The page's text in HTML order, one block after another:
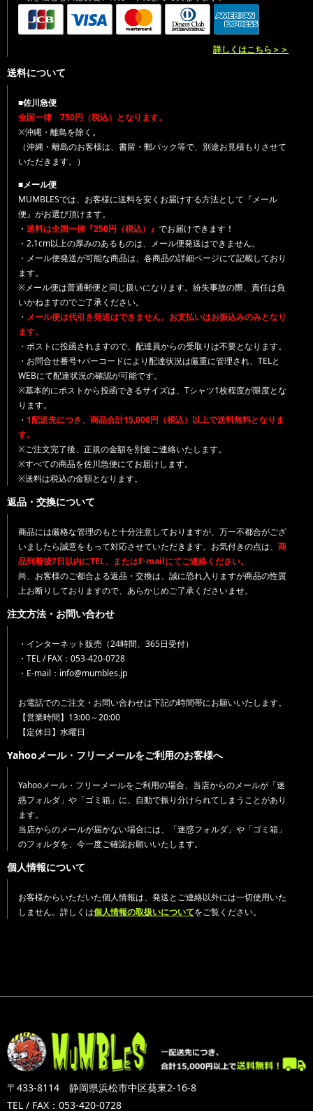
詳しくはこちら＞＞
送料について
■佐川急便
全国一律 750円（税込）となります。
※沖縄・離島を除く。
（沖縄・離島のお客様は、書留・郵パック等で、別途お見積もりさせて
いただきます。）
■メール便
MUMBLESでは、お客様に送料を安くお届けする方法として『メール
便』がお選び頂けます。
・ 送料は全国一律『250円（税込）』 でお届けできます！
・2.1cm以上の厚みのあるものは、メール便発送はできません。
・メール便発送が可能な商品は、各商品の詳細ページにて記載しており
ます。
※メール便は普通郵便と同じ扱いになります。紛失事故の際、責任は負
いかねますのでご了承ください。
・ メール便は代引き発送はできません。お支払いはお振込みのみとなり
ます。
・ポストに投函されますので、配達員からの受取りは不要となります。
・お問合せ番号+バーコードにより配達状況は厳重に管理され、TELと
WEBにて配達状況の確認が可能です。
※基本的にポストから投函できるサイズは、Tシャツ1枚程度が限度とな
ります。
・ 1配送先につき、商品合計15,000円（税込）以上で送料無料となりま
す。
※ご注文完了後、正規の金額を別途ご連絡いたします。
※すべての商品を佐川急便にてお届けします。
※送料は税込の金額となります。
返品・交換について
商品には厳格な管理のもと十分注意しておりますが、万一不都合がござ
いましたら誠意をもって対応させていただきます。お気付きの点は、 商
品到着後7日以内にTEL、またはE-mailにてご連絡ください。
尚、お客様のご都合よる返品・交換は、誠に恐れ入りますが商品の性質
上お断りしておりますので、あらかじめご了承くださいませ。
注文方法・お問い合わせ
・インターネット販売（24時間、365日受付）
・TEL / FAX：053-420-0728
・E-mail：info@mumbles.jp
お電話でのご注文・お問い合わせは下記の時間帯にお願いいたします。
【営業時間】13:00～20:00
【定休日】水曜日
Yahooメール・フリーメールをご利用のお客様へ
Yahooメール・フリーメールをご利用の場合、当店からのメールが「迷
惑フォルダ」や「ゴミ箱」に、自動で振り分けられてしまうことがあり
ます。
当店からのメールが届かない場合には、「迷惑フォルダ」や「ゴミ箱」
のフォルダを、今一度ご確認お願いいたします。
個人情報について
お客様からいただいた個人情報は、発送とご連絡以外には一切使用いた
しません。詳しくは個人情報の取扱いについてをご覧ください。
〒433-8114 静岡県浜松市中区葵東2-16-8
TEL / FAX：053-420-0728